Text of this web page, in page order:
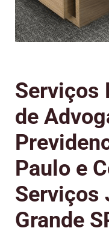
Serviços
de
Paulo e
Serviços
Grande